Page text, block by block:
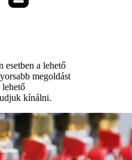
esetben a lehető
megoldást
kínálni.